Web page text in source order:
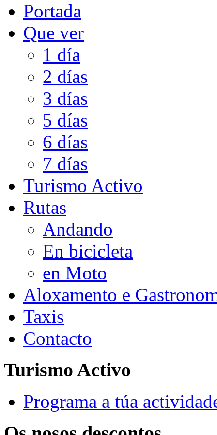
Portada
Que ver
1 día
2 días
3 días
5 días
6 días
7 días
Turismo Activo
Rutas
Andando
En bicicleta
en Moto
Aloxamento e
Taxis
Contacto
Turismo Activo
Programa a túa